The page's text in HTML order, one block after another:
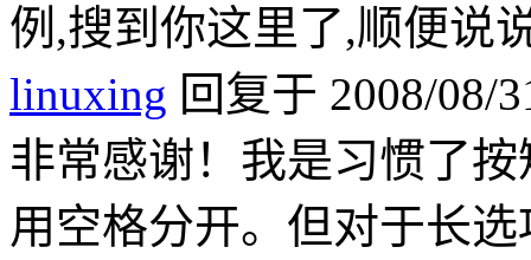
例,搜到你这里了,顺便说
linuxing 回复于 2008/08/
非常感谢！我是习惯了
用空格分开。但对于长